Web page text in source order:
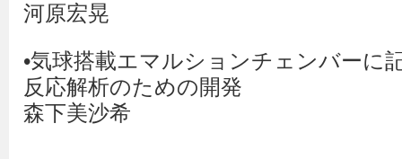
河原宏晃
•気球搭載エマルションチェンバーに
反応解析のための開発
森下美沙希